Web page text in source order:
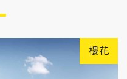
樓花